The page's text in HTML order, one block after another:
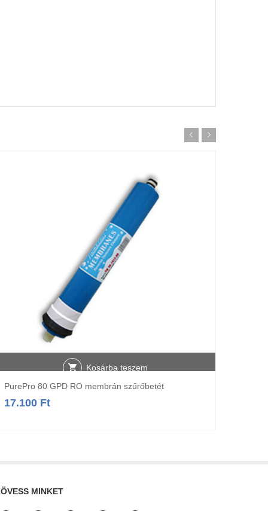
Kosárba teszem
PurePro 80 GPD RO membrán szűrőbetét
17.100 Ft
MINKET